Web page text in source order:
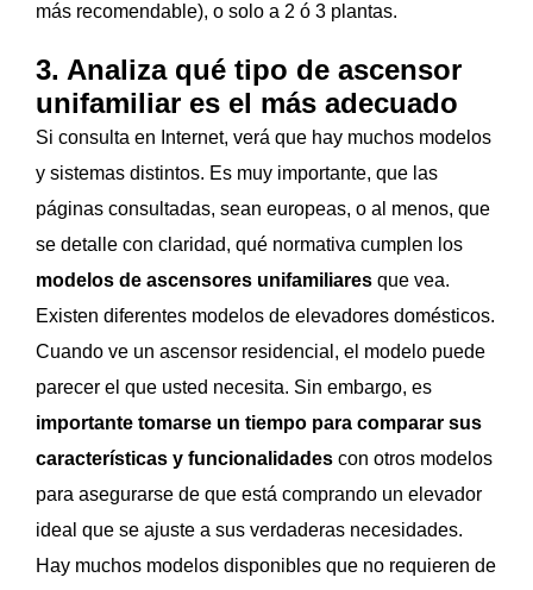
más recomendable), o solo a 2 ó 3 plantas.
3. Analiza qué tipo de ascensor
unifamiliar es el más adecuado
Si consulta en Internet, verá que hay muchos modelos
y sistemas distintos. Es muy importante, que las
páginas consultadas, sean europeas, o al menos, que
se detalle con claridad, qué normativa cumplen los
modelos de ascensores unifamiliares que vea.
Existen diferentes modelos de elevadores domésticos.
Cuando ve un ascensor residencial, el modelo puede
parecer el que usted necesita. Sin embargo, es
importante tomarse un tiempo para comparar sus
características y funcionalidades con otros modelos
para asegurarse de que está comprando un elevador
ideal que se ajuste a sus verdaderas necesidades.
Hay muchos modelos disponibles que no requieren de